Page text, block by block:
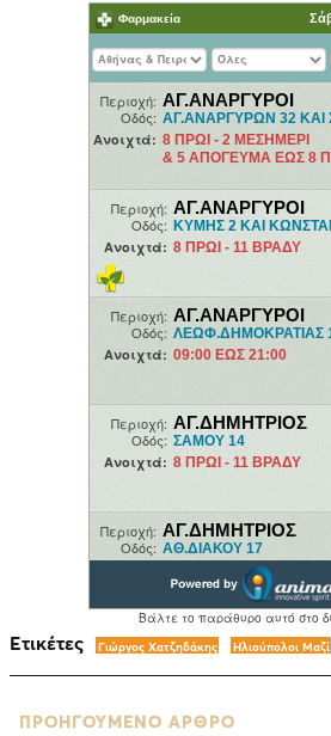
Ετικέτες Γιώργος Χατζηδάκης Ηλιούπολοι Μαζί
ΠΡΟΗΓΟΥΜΕΝΟ ΑΡΘΡΟ